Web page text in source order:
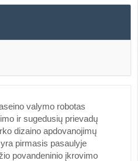
valymo robotas
ir sugedusių prievadų
dizaino apdovanojimų
pirmasis pasaulyje
povandeninio įkrovimo